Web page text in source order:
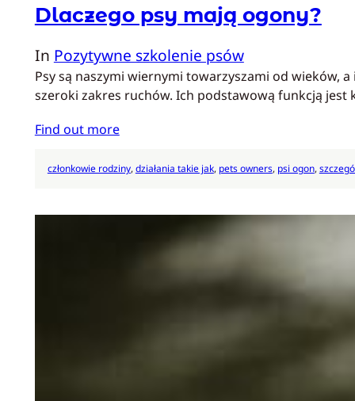
Dlaczego psy mają ogony?
In Pozytywne szkolenie psów
Psy są naszymi wiernymi towarzyszami od wieków,
szeroki zakres ruchów. Ich podstawową funkcją jest
Find out more
członkowie rodziny, działania takie jak, pets owners, psi ogon,